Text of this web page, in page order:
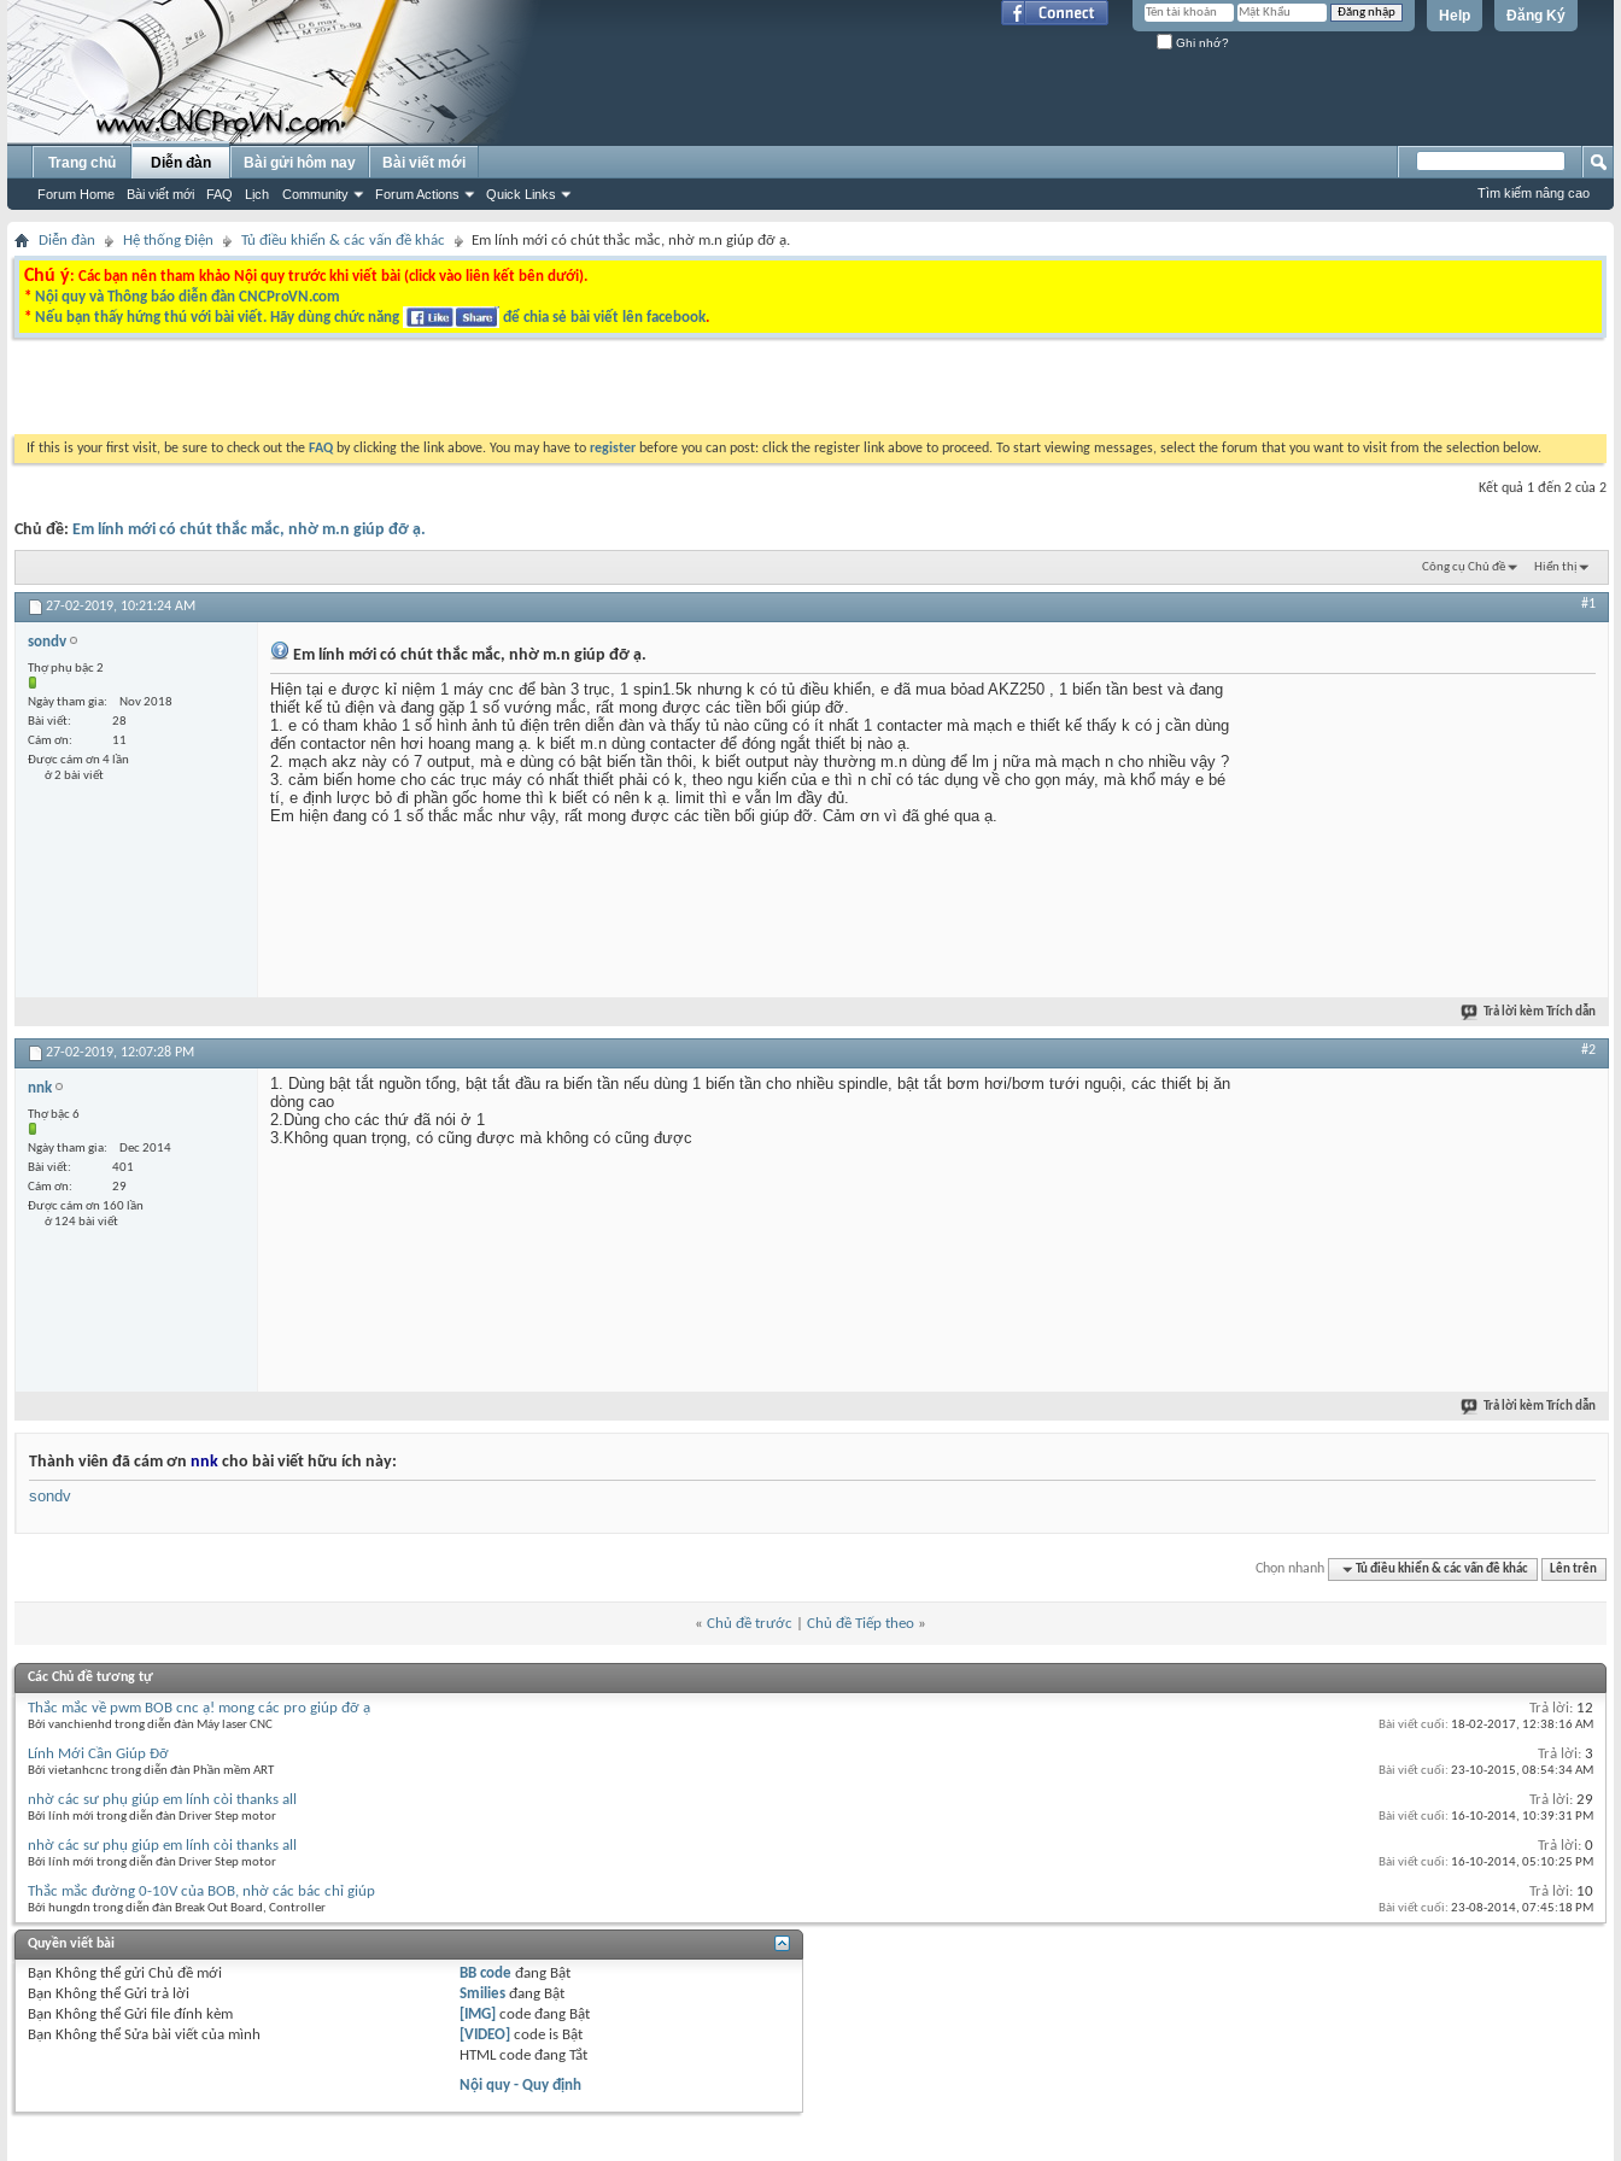
Đăng Ký
Help
Ghi nhớ?
Trang chủ Diễn đàn
Forum Home Bài viết mới FAQ Lịch Community Forum Actions Quick Links
Bài gửi hôm nay Bài viết mới
Tìm kiếm nâng cao
Diễn đàn Hệ thống Điện Tủ điều khiển & các vấn đề khác Em lính mới có chút thắc mắc, nhờ m.n giúp đỡ ạ.
Chú ý: Các bạn nên tham khảo Nội quy trước khi viết bài (click vào liên kết bên dưới).
* Nội quy và Thông báo diễn đàn CNCProVN.com
* Nếu bạn thấy hứng thú với bài viết. Hãy dùng chức năng để chia sẻ bài viết lên facebook.
If this is your first visit, be sure to check out the FAQ by clicking the link above. You may have to register before you can post: click the register link above to proceed. To start viewing messages, select the forum that you want to visit from the selection below.
Kết quả 1 đến 2 của 2
Chủ đề: Em lính mới có chút thắc mắc, nhờ m.n giúp đỡ ạ.
Công cụ Chủ đề Hiển thị
27-02-2019, 10:21:24 AM #1
sondv
Thợ phụ bậc 2
Ngày tham gia
Nov 2018
Bài viết
28
Cám ơn
11
Được cám ơn 4 lần
ở 2 bài viết
Em lính mới có chút thắc mắc, nhờ m.n giúp đỡ ạ.
Hiện tại e được kỉ niệm 1 máy cnc để bàn 3 trục, 1 spin1.5k nhưng k có tủ điều khiển, e đã mua bỏad AKZ250 , 1 biến tần best và đang
thiết kế tủ điện và đang gặp 1 số vướng mắc, rất mong được các tiền bối giúp đỡ.
1. e có tham khảo 1 số hình ảnh tủ điện trên diễn đàn và thấy tủ nào cũng có ít nhất 1 contacter mà mạch e thiết kế thấy k có j cần dùng
đến contactor nên hơi hoang mang ạ. k biết m.n dùng contacter để đóng ngắt thiết bị nào ạ.
2. mạch akz này có 7 output, mà e dùng có bật biến tần thôi, k biết output này thường m.n dùng để lm j nữa mà mạch n cho nhiều vậy ?
3. cảm biến home cho các trục máy có nhất thiết phải có k, theo ngu kiến của e thì n chỉ có tác dụng về cho gọn máy, mà khổ máy e bé
tí, e định lược bỏ đi phần gốc home thì k biết có nên k ạ. limit thì e vẫn lm đầy đủ.
Em hiện đang có 1 số thắc mắc như vậy, rất mong được các tiền bối giúp đỡ. Cảm ơn vì đã ghé qua ạ.
Trả lời kèm Trích dẫn
27-02-2019, 12:07:28 PM #2
nnk
Thợ bậc 6
Ngày tham gia
Dec 2014
Bài viết
401
Cám ơn
29
Được cám ơn 160 lần
ở 124 bài viết
1. Dùng bật tắt nguồn tổng, bật tắt đầu ra biến tần nếu dùng 1 biến tần cho nhiều spindle, bật tắt bơm hơi/bơm tưới nguội, các thiết bị ăn
dòng cao
2.Dùng cho các thứ đã nói ở 1
3.Không quan trọng, có cũng được mà không có cũng được
Trả lời kèm Trích dẫn
Thành viên đã cám ơn nnk cho bài viết hữu ích này:
sondv
Chọn nhanh Tủ điều khiển & các vấn đề khác Lên trên
« Chủ đề trước Chủ đề Tiếp theo »
Các Chủ đề tương tự
Thắc mắc về pwm BOB cnc ạ! mong các pro giúp đỡ ạ
Bởi vanchienhd trong diễn đàn Máy laser CNC
Trả lời: 12
Bài viết cuối: 18-02-2017, 12:38:16 AM
Lính Mới Cần Giúp Đỡ
Bởi vietanhcnc trong diễn đàn Phần mềm ART
Trả lời: 3
Bài viết cuối: 23-10-2015, 08:54:34 AM
nhờ các sư phụ giúp em lính còi thanks all
Bởi lính mới trong diễn đàn Driver Step motor
Trả lời: 29
Bài viết cuối: 16-10-2014, 10:39:31 PM
nhờ các sư phụ giúp em lính còi thanks all
Bởi lính mới trong diễn đàn Driver Step motor
Trả lời: 0
Bài viết cuối: 16-10-2014, 05:10:25 PM
Thắc mắc đường 0-10V của BOB, nhờ các bác chỉ giúp
Bởi hungdn trong diễn đàn Break Out Board, Controller
Trả lời: 10
Bài viết cuối: 23-08-2014, 07:45:18 PM
Quyền viết bài
Bạn Không thể gửi Chủ đề mới
Bạn Không thể Gửi trả lời
Bạn Không thể Gửi file đính kèm
Bạn Không thể Sửa bài viết của mình
BB codeđang Bật
Smiliesđang Bật
[IMG] code đang Bật
[VIDEO] code is Bật
HTML code đang Tắt
Nội quy - Quy định